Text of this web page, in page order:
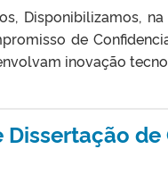
Disponibilizamos,
de
inovação
Dissertação